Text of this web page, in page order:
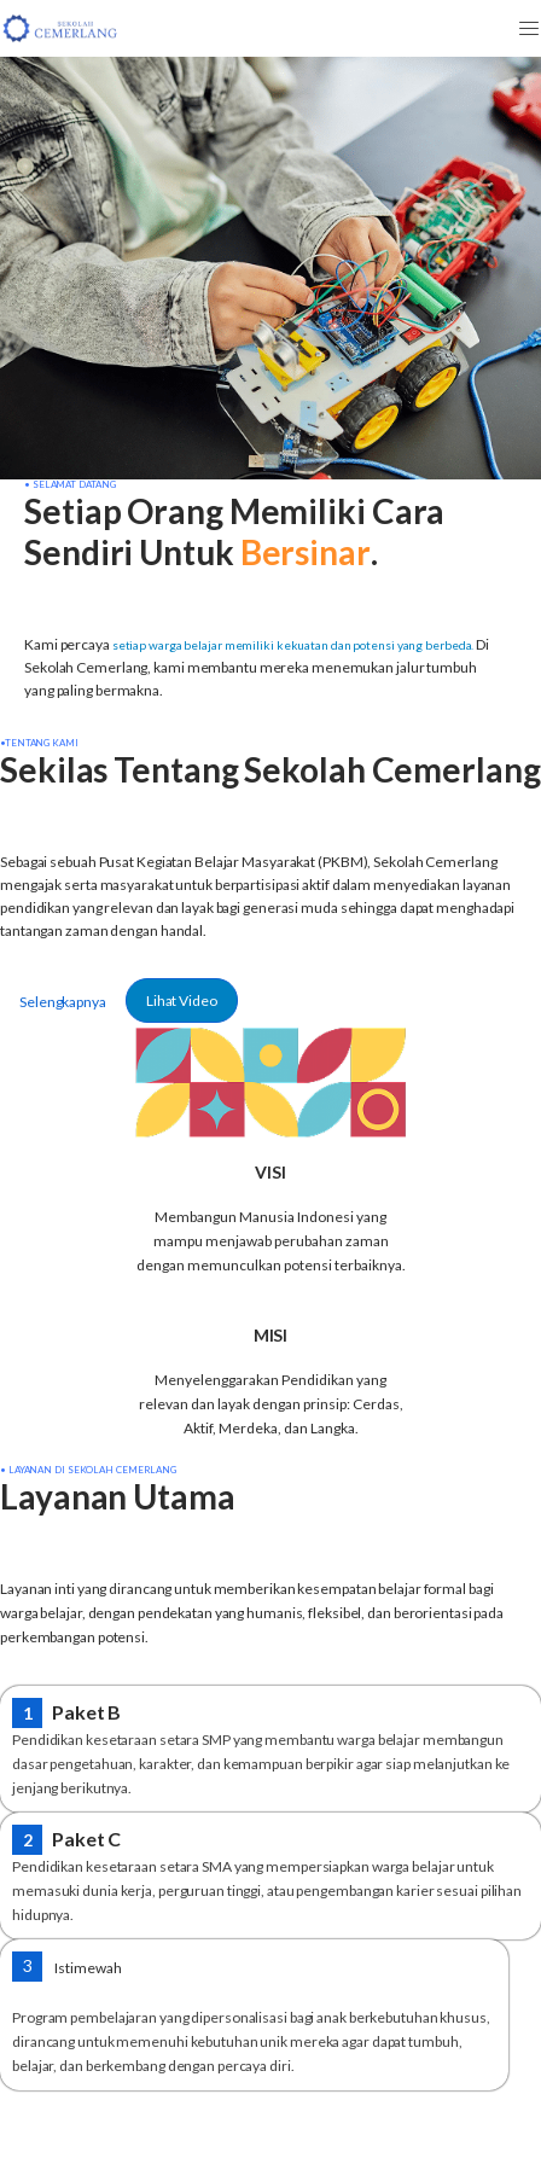
• SELAMAT DATANG
Setiap Orang Memiliki Cara
Sendiri Untuk Bersinar.
Kami percaya setiap warga belajar memiliki kekuatan dan potensi yang berbeda. Di
Sekolah Cemerlang, kami membantu mereka menemukan jalur tumbuh
yang paling bermakna.
•TENTANG KAMI
Sekilas Tentang Sekolah Cemerlang
Sebagai sebuah Pusat Kegiatan Belajar Masyarakat (PKBM), Sekolah Cemerlang
mengajak serta masyarakat untuk berpartisipasi aktif dalam menyediakan layanan
pendidikan yang relevan dan layak bagi generasi muda sehingga dapat menghadapi
tantangan zaman dengan handal.
Selengkapnya Lihat Video
VISI
Membangun Manusia Indonesi yang
mampu menjawab perubahan zaman
dengan memunculkan potensi terbaiknya.
MISI
Menyelenggarakan Pendidikan yang
relevan dan layak dengan prinsip: Cerdas,
Aktif, Merdeka, dan Langka.
• LAYANAN DI SEKOLAH CEMERLANG
Layanan Utama
Layanan inti yang dirancang untuk memberikan kesempatan belajar formal bagi
warga belajar, dengan pendekatan yang humanis, fleksibel, dan berorientasi pada
perkembangan potensi.
1 Paket B
Pendidikan kesetaraan setara SMP yang membantu warga belajar membangun
dasar pengetahuan, karakter, dan kemampuan berpikir agar siap melanjutkan ke
jenjang berikutnya.
2 Paket C
Pendidikan kesetaraan setara SMA yang mempersiapkan warga belajar untuk
memasuki dunia kerja, perguruan tinggi, atau pengembangan karier sesuai pilihan
hidupnya.
3 Istimewah
Program pembelajaran yang dipersonalisasi bagi anak berkebutuhan khusus,
dirancang untuk memenuhi kebutuhan unik mereka agar dapat tumbuh,
belajar, dan berkembang dengan percaya diri.